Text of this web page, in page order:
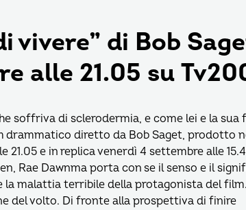
vivere” di Bob
alle 21.05 su
soffriva di sclerodermia, e come lei e la sua
diretto da Bob Saget, prodotto
e in replica venerdì 4 settembre alle
Rae Dawnma porta con se il senso e il
malattia terribile della protagonista del
del volto. Di fronte alla prospettiva di finire